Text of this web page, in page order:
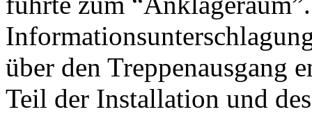
über den Treppenausgang
Teil der Installation und